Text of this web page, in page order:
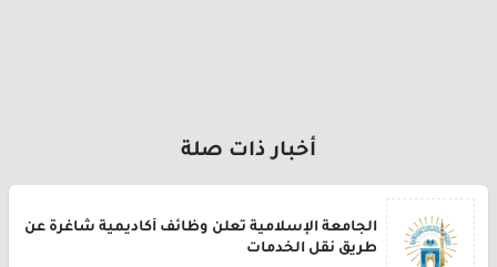
أخبار ذات صلة
الجامعة الإسلامية تعلن وظائف أكاديمية شاغرة عن
طريق نقل الخدمات